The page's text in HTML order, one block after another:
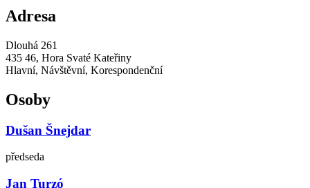
Adresa
Dlouhá 261
435 46, Hora Svaté Kateřiny
Hlavní, Návštěvní, Korespondenční
Osoby
Dušan Šnejdar
předseda
Jan Turzó